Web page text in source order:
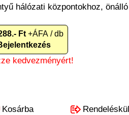
hálózati központokhoz,
Ft +ÁFA / db
kedvezményért!
Kosárba